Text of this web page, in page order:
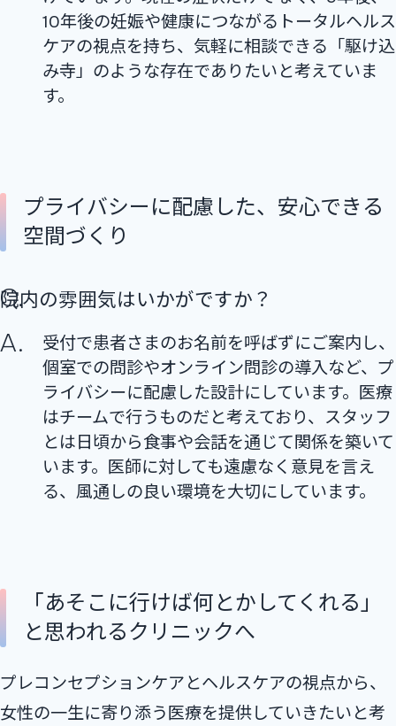
10年後の妊娠や健康につながるトータルヘルス
ケアの視点を持ち、気軽に相談できる「駆け込
み寺」のような存在でありたいと考えていま
す。
プライバシーに配慮した、安心できる
空間づくり
院内の雰囲気はいかがですか？
受付で患者さまのお名前を呼ばずにご案内し、
個室での問診やオンライン問診の導入など、プ
ライバシーに配慮した設計にしています。医療
はチームで行うものだと考えており、スタッフ
とは日頃から食事や会話を通じて関係を築いて
います。医師に対しても遠慮なく意見を言え
る、風通しの良い環境を大切にしています。
「あそこに行けば何とかしてくれる」
と思われるクリニックへ
プレコンセプションケアとヘルスケアの視点から、
女性の一生に寄り添う医療を提供していきたいと考